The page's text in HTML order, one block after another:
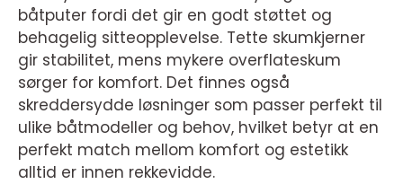
båtputer fordi det gir en godt støttet og
behagelig sitteopplevelse. Tette skumkjerner
gir stabilitet, mens mykere overflateskum
sørger for komfort. Det finnes også
skreddersydde løsninger som passer perfekt til
ulike båtmodeller og behov, hvilket betyr at en
perfekt match mellom komfort og estetikk
alltid er innen rekkevidde.